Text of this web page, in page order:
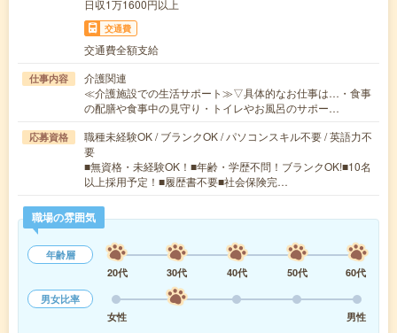
日収1万1600円以上
交通費
交通費全額支給
仕事内容
介護関連
≪介護施設での生活サポート≫▽具体的なお仕事は…・食事
の配膳や食事中の見守り・トイレやお風呂のサポー…
応募資格
職種未経験OK / ブランクOK / パソコンスキル不要 / 英語力不
要
■無資格・未経験OK！■年齢・学歴不問！ブランクOK!■10名
以上採用予定！■履歴書不要■社会保険完…
職場の雰囲気
年齢層
20代
30代 40代 50代
60代
男女比率
女性
男性